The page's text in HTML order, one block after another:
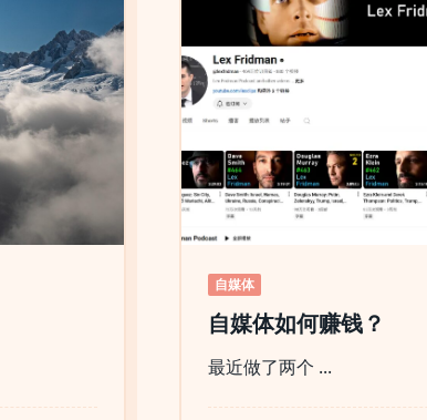
自媒体
自媒体如何赚钱？
最近做了两个 ...